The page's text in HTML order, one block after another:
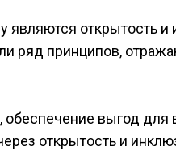
открытость
ряд принципов,
обеспечение выгод
открытость и